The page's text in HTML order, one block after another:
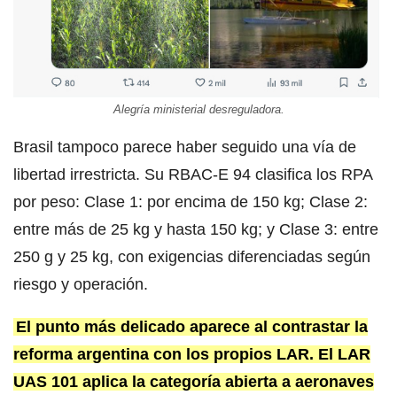
Alegría ministerial desreguladora.
Brasil tampoco parece haber seguido una vía de
libertad irrestricta. Su RBAC-E 94 clasifica los RPA
por peso: Clase 1: por encima de 150 kg; Clase 2:
entre más de 25 kg y hasta 150 kg; y Clase 3: entre
250 g y 25 kg, con exigencias diferenciadas según
riesgo y operación.
El punto más delicado aparece al contrastar la
reforma argentina con los propios LAR. El LAR
UAS 101 aplica la categoría abierta a aeronaves